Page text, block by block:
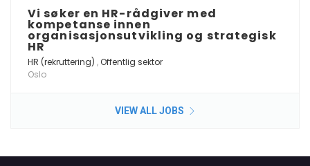
Vi søker en HR-rådgiver med
kompetanse innen
organisasjonsutvikling og strategisk
HR
HR (rekruttering) ,Offentlig sektor
Oslo
VIEW ALL JOBS